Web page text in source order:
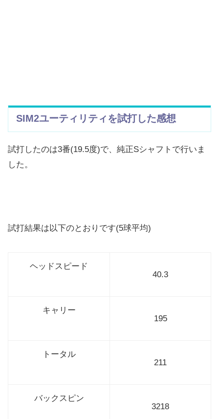
SIM2ユーティリティを試打した感想
試打したのは3番(19.5度)で、純正Sシャフトで行いま
した。
試打結果は以下のとおりです(5球平均)
ヘッドスピード
40.3
キャリー
195
トータル
211
バックスピン
3218